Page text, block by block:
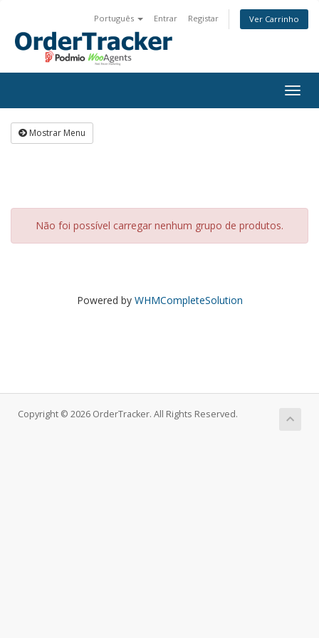
Português Entrar Registar Ver Carrinho
Mostrar Menu
Não foi possível carregar nenhum grupo de produtos.
Powered by WHMCompleteSolution
Copyright © 2026 OrderTracker. All Rights Reserved.